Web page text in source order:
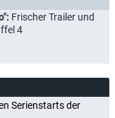
Frischer Trailer und
4
Serienstarts der